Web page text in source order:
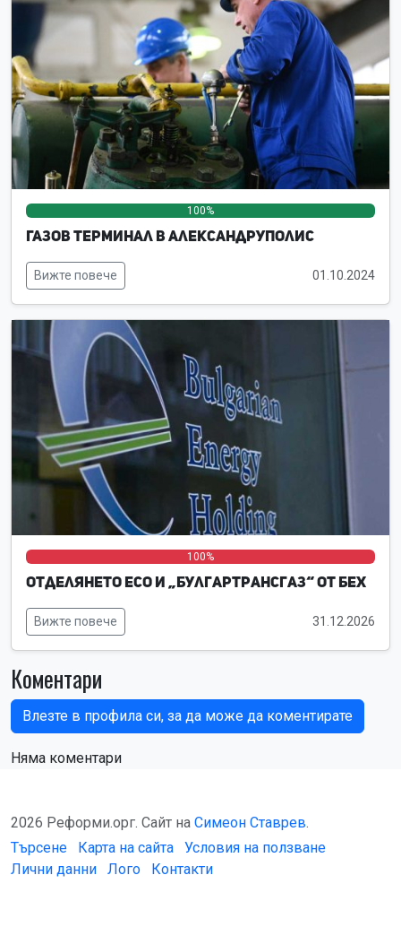
100%
Газов терминал в Александруполис
Вижте повече 01.10.2024
0%
0% 100%
Отделянето ЕСО и „Булгартрансгаз“ от БЕХ
Вижте повече 31.12.2026
Коментари
Влезте в профила си, за да може да коментирате
Няма коментари
2026 Реформи.орг. Сайт на Симеон Ставрев.
Търсене
Карта на сайта
Условия на ползване
Лични данни
Лого Контакти